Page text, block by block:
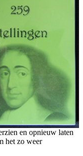
en opnieuw laten
het zo weer